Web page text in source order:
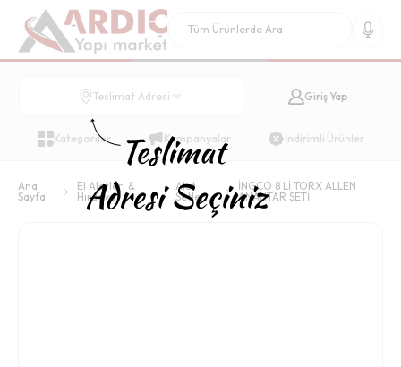
Teslimat Adresi Giriş Yap
Kategoriler Kampanyalar İndirimli Ürünler
Ana
Sayfa
El Aletleri &
Hırdavat
Alet
Setleri
İNGCO 8 Lİ TORX ALLEN
ANAHTAR SETİ